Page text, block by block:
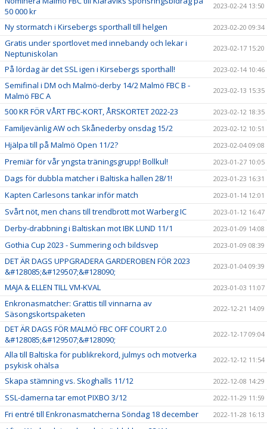
50 000 kr
2023-02-24 13:50
Ny stormatch i Kirsebergs sporthall till helgen 2023-02-20 09:34
Gratis under sportlovet med innebandy och lekar i
Neptuniskolan
2023-02-17 15:20
På lördag är det SSL igen i Kirsebergs sporthall! 2023-02-14 10:46
Semifinal i DM och Malmö-derby 14/2 Malmö FBC B -
Malmö FBC A
2023-02-13 15:35
500 KR FÖR VÅRT FBC-KORT, ÅRSKORTET 2022-23 2023-02-12 18:35
Familjevänlig AW och Skånederby onsdag 15/2 2023-02-12 10:51
Hjälpa till på Malmö Open 11/2? 2023-02-04 09:08
Premiär för vår yngsta träningsgrupp! Bollkul! 2023-01-27 10:05
Dags för dubbla matcher i Baltiska hallen 28/1! 2023-01-23 16:31
Kapten Carlesons tankar inför match 2023-01-14 12:01
Svårt nöt, men chans till trendbrott mot Warberg IC 2023-01-12 16:47
Derby-drabbning i Baltiskan mot IBK LUND 11/1 2023-01-09 14:08
Gothia Cup 2023 - Summering och bildsvep 2023-01-09 08:39
DET ÄR DAGS UPPGRADERA GARDEROBEN FÖR 2023
&#128085;&#129507;&#128090;
2023-01-04 09:39
MAJA & ELLEN TILL VM-KVAL 2023-01-03 11:07
Enkronasmatcher: Grattis till vinnarna av
Säsongskortspaketen
2022-12-21 14:09
DET ÄR DAGS FÖR MALMÖ FBC OFF COURT 2.0
&#128085;&#129507;&#128090;
2022-12-17 09:04
Alla till Baltiska för publikrekord, julmys och motverka
psykisk ohälsa
2022-12-12 11:54
Skapa stämning vs. Skoghalls 11/12 2022-12-08 14:29
SSL-damerna tar emot PIXBO 3/12 2022-11-29 11:59
Fri entré till Enkronasmatcherna Söndag 18 december 2022-11-28 16:13